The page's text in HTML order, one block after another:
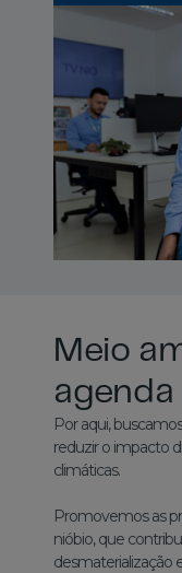
Meio
Por aqui,
reduzir o impacto
climáticas.
Promovemos as
nióbio, que
desmaterialização